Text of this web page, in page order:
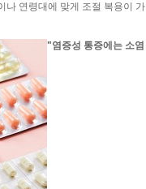
나 연령대에 맞게 조절 복용이 가
"염증성 통증에는 소염